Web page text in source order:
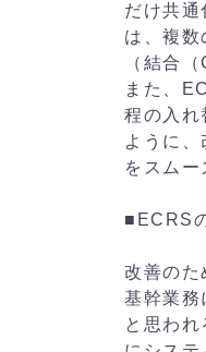
だけ共
は、複
（結合
また、
程の入れ
ように
をスムー
■ECRS
改善のた
基幹業
と思わ